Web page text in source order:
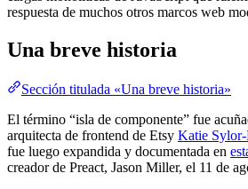
respuesta de muchos otros marcos web
Una breve historia
Sección titulada «Una breve historia»
El término “isla de componente” fue
arquitecta de frontend de Etsy Katie
fue luego expandida y documentada en
creador de Preact, Jason Miller, el 11 de